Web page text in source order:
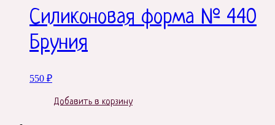
Силиконовая форма № 440
Бруния
550 ₽
Добавить в корзину